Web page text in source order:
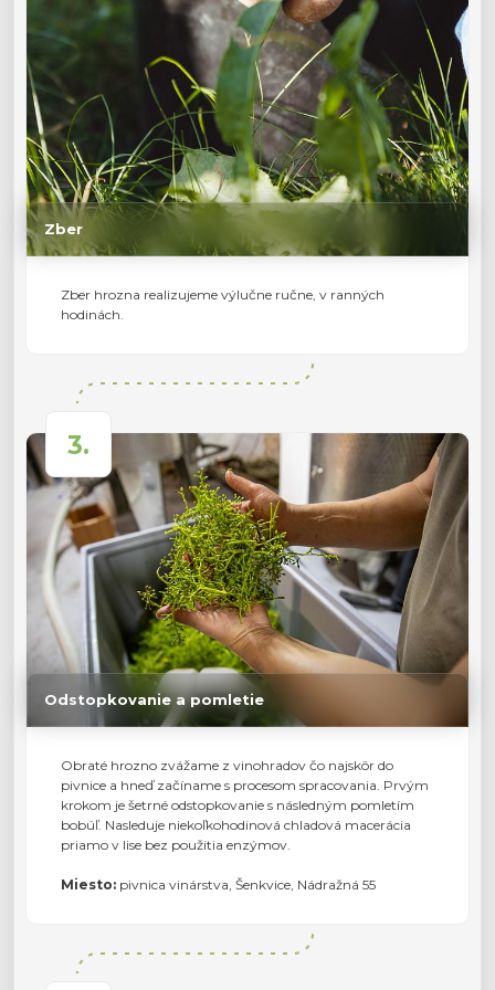
Zber
Zber hrozna realizujeme výlučne ručne, v ranných
hodinách.
3.
Odstopkovanie a pomletie
Obraté hrozno zvážame z vinohradov čo najskôr do
pivnice a hneď začíname s procesom spracovania. Prvým
krokom je šetrné odstopkovanie s následným pomletím
bobúľ. Nasleduje niekoľkohodinová chladová macerácia
priamo v lise bez použitia enzýmov.
Miesto: pivnica vinárstva, Šenkvice, Nádražná 55